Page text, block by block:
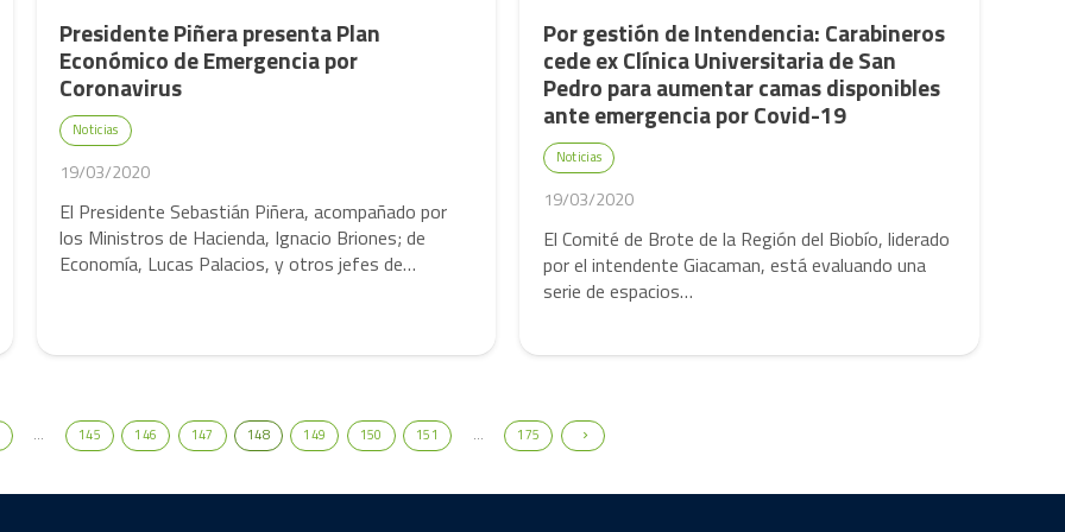
Presidente Piñera presenta Plan
Económico de Emergencia por
Coronavirus
Noticias
19/03/2020
El Presidente Sebastián Piñera, acompañado por
los Ministros de Hacienda, Ignacio Briones; de
Economía, Lucas Palacios, y otros jefes de…
Por gestión de Intendencia: Carabineros
cede ex Clínica Universitaria de San
Pedro para aumentar camas disponibles
ante emergencia por Covid-19
Noticias
19/03/2020
El Comité de Brote de la Región del Biobío, liderado
por el intendente Giacaman, está evaluando una
serie de espacios…
… 145 146 147 148 149 150 151 … 175